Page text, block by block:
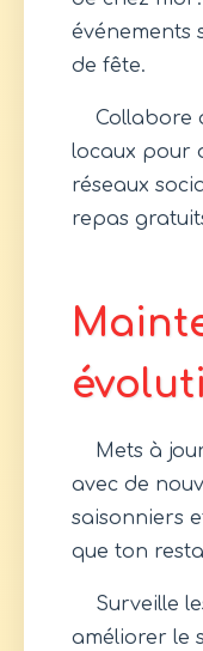
événements
de fête.
Collabore
locaux pour
réseaux
repas
Mets à
avec de
saisonniers
que ton
Surveille
améliorer le